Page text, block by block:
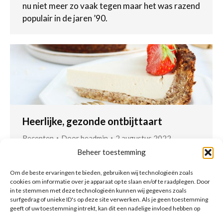
Beheer toestemming
Om de beste ervaringen te bieden, gebruiken wij technologieën zoals
cookies om informatie over je apparaat op te slaan en/of te raadplegen. Door
in te stemmen met deze technologieën kunnen wij gegevens zoals
surfgedrag of unieke ID's op deze site verwerken. Als je geen toestemming
geeft of uw toestemming intrekt, kan dit een nadelige invloed hebben op
nu niet meer zo vaak tegen maar het was razend
populair in de jaren ’90.
Heerlijke, gezonde ontbijttaart
Recepten Doorbeadmin 2 augustus 2022
Als je zin hebt in een tussendoortje, kies dan
kwarkbollen! Door de vezels en eiwitten zit je er
lang vol van en haal je met gemak de volgende
maaltijd.